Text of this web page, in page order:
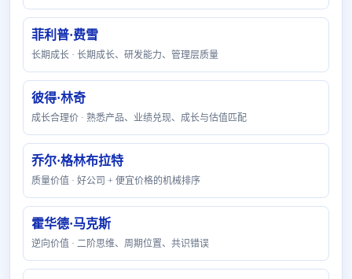
菲利普·费雪
长期成长 · 长期成长、研发能力、管理层质量
彼得·林奇
成长合理价 · 熟悉产品、业绩兑现、成长与估值匹配
乔尔·格林布拉特
质量价值 · 好公司 + 便宜价格的机械排序
霍华德·马克斯
逆向价值 · 二阶思维、周期位置、共识错误